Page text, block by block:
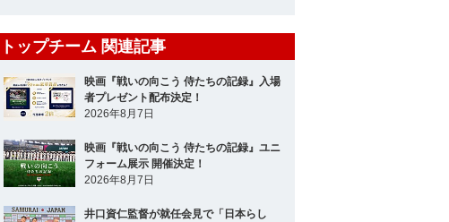
トップチーム 関連記事
映画『戦いの向こう 侍たちの記録』入場
者プレゼント配布決定！
2026年8月7日
映画『戦いの向こう 侍たちの記録』ユニ
フォーム展示 開催決定！
2026年8月7日
井口資仁監督が就任会見で「日本らし